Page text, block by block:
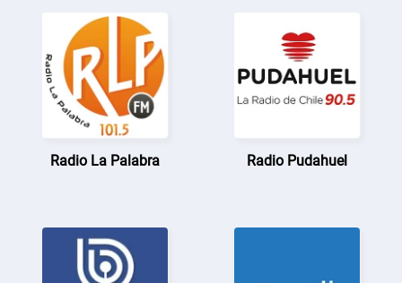
Radio La Palabra Radio Pudahuel